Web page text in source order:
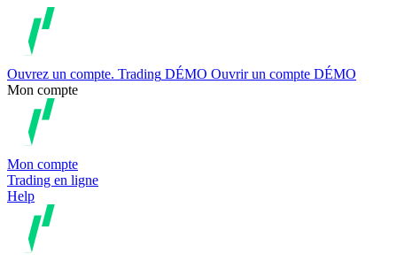
Ouvrez un compte. Trading DÉMO Ouvrir un compte DÉMO
Mon compte
Mon compte
Trading en ligne
Help